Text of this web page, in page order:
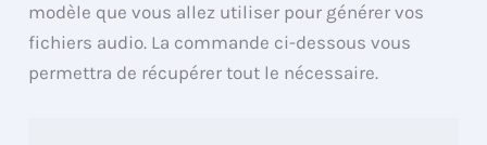
modèle que vous allez utiliser pour générer vos
fichiers audio. La commande ci-dessous vous
permettra de récupérer tout le nécessaire.